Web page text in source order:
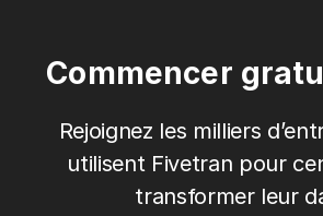
Commencer
Rejoignez les milliers
utilisent Fivetran pour
transformer leur